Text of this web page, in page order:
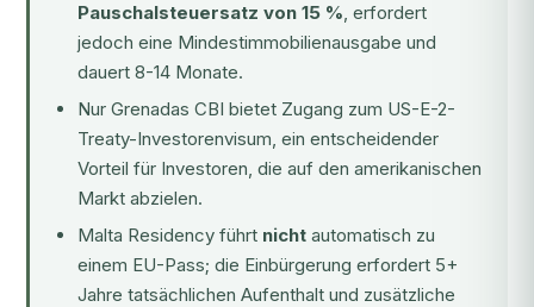
Pauschalsteuersatz von 15 %, erfordert
jedoch eine Mindestimmobilienausgabe und
dauert 8-14 Monate.
Nur Grenadas CBI bietet Zugang zum US-E-2-
Treaty-Investorenvisum, ein entscheidender
Vorteil für Investoren, die auf den amerikanischen
Markt abzielen.
Malta Residency führt nicht automatisch zu
einem EU-Pass; die Einbürgerung erfordert 5+
Jahre tatsächlichen Aufenthalt und zusätzliche